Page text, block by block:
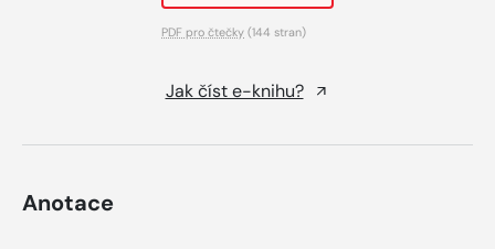
PDF pro čtečky (144 stran)
Jak číst e-knihu?
Anotace